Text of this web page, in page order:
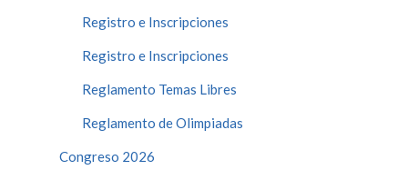
Registro e Inscripciones
Registro e Inscripciones
Reglamento Temas Libres
Reglamento de Olimpiadas
Congreso 2026